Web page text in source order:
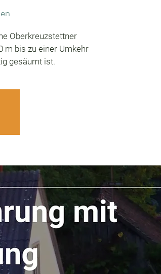
Oberkreuzstettner
m bis zu einer Umkehr
gesäumt ist.